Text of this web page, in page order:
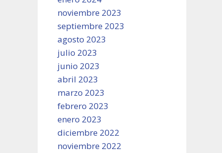
noviembre 2023
septiembre 2023
agosto 2023
julio 2023
junio 2023
abril 2023
marzo 2023
febrero 2023
enero 2023
diciembre 2022
noviembre 2022